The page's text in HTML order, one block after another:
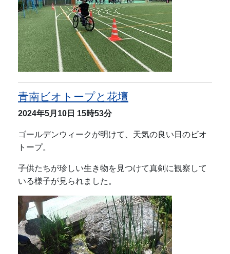
青南ビオトープと花壇
2024年5月10日 15時53分
ゴールデンウィークが明けて、天気の良い日のビオ
トープ。
子供たちが珍しい生き物を見つけて真剣に観察して
いる様子が見られました。